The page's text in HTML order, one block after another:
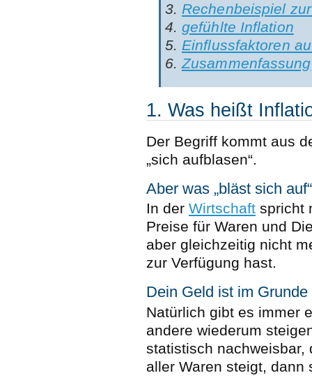
Rechenbeispiel
gefühlte Inflation
Einflussfaktoren
Zusammenfassung
1. Was heißt
Der Begriff kommt aus
„sich aufblasen“.
Aber was „bläst sich
In der Wirtschaft spricht
Preise für Waren und
aber gleichzeitig nicht
zur Verfügung hast.
Dein Geld ist im
Natürlich gibt es immer
andere wiederum
statistisch
aller Waren steigt,